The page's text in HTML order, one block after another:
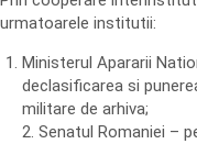
urmatoarele institutii:
Ministerul Apararii
declasificarea si
militare de arhiva;
2. Senatul Romaniei –